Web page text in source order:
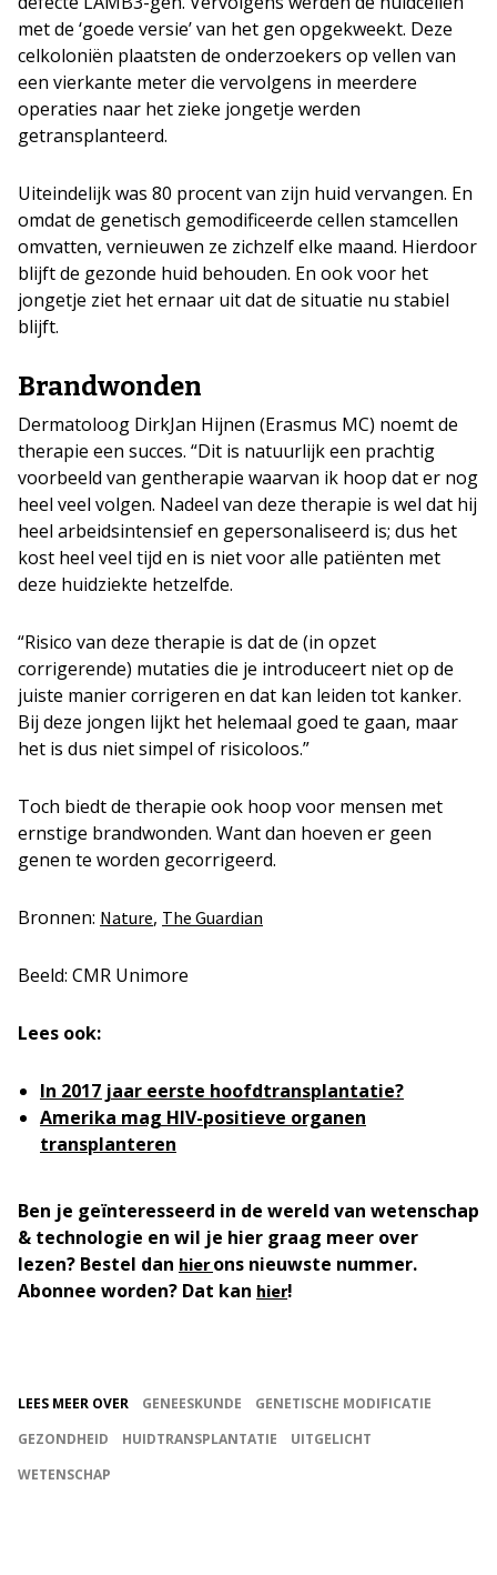
met de ‘goede versie’ van het gen opgekweekt. Deze
celkoloniën plaatsten de onderzoekers op vellen van
een vierkante meter die vervolgens in meerdere
operaties naar het zieke jongetje werden
getransplanteerd.
Uiteindelijk was 80 procent van zijn huid vervangen. En
omdat de genetisch gemodificeerde cellen stamcellen
omvatten, vernieuwen ze zichzelf elke maand. Hierdoor
blijft de gezonde huid behouden. En ook voor het
jongetje ziet het ernaar uit dat de situatie nu stabiel
blijft.
Brandwonden
Dermatoloog DirkJan Hijnen (Erasmus MC) noemt de
therapie een succes. “Dit is natuurlijk een prachtig
voorbeeld van gentherapie waarvan ik hoop dat er nog
heel veel volgen. Nadeel van deze therapie is wel dat hij
heel arbeidsintensief en gepersonaliseerd is; dus het
kost heel veel tijd en is niet voor alle patiënten met
deze huidziekte hetzelfde.
“Risico van deze therapie is dat de (in opzet
corrigerende) mutaties die je introduceert niet op de
juiste manier corrigeren en dat kan leiden tot kanker.
Bij deze jongen lijkt het helemaal goed te gaan, maar
het is dus niet simpel of risicoloos.”
Toch biedt de therapie ook hoop voor mensen met
ernstige brandwonden. Want dan hoeven er geen
genen te worden gecorrigeerd.
Bronnen: Nature, The Guardian
Beeld: CMR Unimore
Lees ook:
In 2017 jaar eerste hoofdtransplantatie?
Amerika mag HIV-positieve organen
transplanteren
Ben je geïnteresseerd in de wereld van wetenschap
& technologie en wil je hier graag meer over
lezen? Bestel dan hierons nieuwste nummer.
Abonnee worden? Dat kan hier!
LEES MEER OVER GENEESKUNDE
GENETISCHE MODIFICATIE
GEZONDHEID
HUIDTRANSPLANTATIE
UITGELICHT
WETENSCHAP